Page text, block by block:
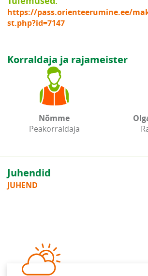
https://pass.orienteerumine.ee/
st.php?id=7147
Korraldaja ja rajameister
Nõmme
Peakorraldaja
Juhendid
JUHEND